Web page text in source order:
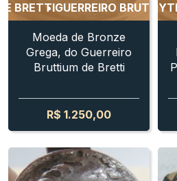
GUERREIRO BRUTTIUM DE
Moeda de Bronze
Grega, do Guerreiro
Bruttium de Bretti
R$ 1.250,00
CIDADE PERDIDA DE BIRYTIS